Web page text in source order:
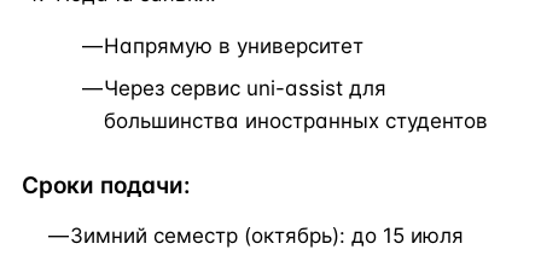
Напрямую в университет
Через сервис uni-assist для
большинства иностранных студентов
Сроки подачи:
Зимний семестр (октябрь): до 15 июля